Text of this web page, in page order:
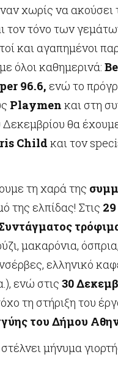
χωρίς να ακούσει
τον τόνο των
και αγαπημένοι
όλοι καθημερινά:
96.6, ενώ το
Playmen και στη
Δεκεμβρίου θα
Child και τον
τη χαρά της
της ελπίδας! Στις
μακαρόνια,
ελληνικό
ενώ στις 30
τη στήριξη του
του Δήμου
μήνυμα